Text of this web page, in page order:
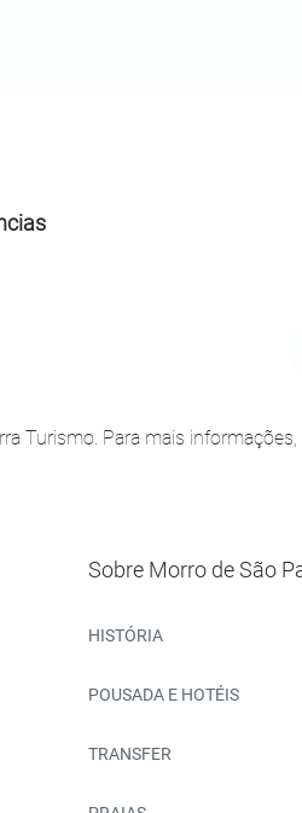
Sobre Morro de São
HISTÓRIA
POUSADA E HOTÉIS
TRANSFER
Turismo. Para mais